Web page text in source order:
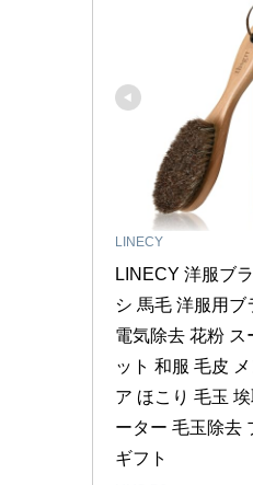
LINECY
LINECY 洋服ブ
シ 馬毛 洋服用ブ
電気除去 花粉 ス
ット 和服 毛皮
ア ほこり 毛玉
ーター 毛玉除去
ギフト